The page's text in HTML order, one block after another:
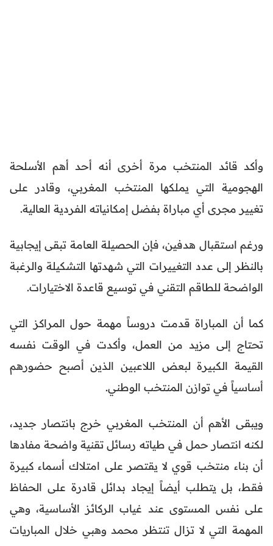
وأكد قائد المنتخب مرة أخرى أنه أحد أهم الأسلحة
الهجومية التي يملكها المنتخب المغربي، وقادر على
تغيير مجرى أي مباراة بفضل إمكانياته الفردية العالية.
ورغم استقبال هدفين، فإن الحصيلة العامة تبقى إيجابية
بالنظر إلى عدد التغييرات التي شهدتها التشكيلة والرغبة
الواضحة للطاقم التقني في توسيع قاعدة الاختيارات.
كما أن المباراة قدمت دروساً مهمة حول المراكز التي
تحتاج إلى مزيد من العمل، وأكدت في الوقت نفسه
القيمة الكبيرة لبعض اللاعبين الذين أصبح حضورهم
أساسياً في توازن المنتخب الوطني.
ويبقى الأهم أن المنتخب المغربي خرج بانتصار جديد،
لكنه انتصار حمل في طياته رسائل تقنية واضحة مفادها
أن بناء منتخب قوي لا يقتصر على امتلاك أسماء كبيرة
فقط، بل يتطلب أيضاً إيجاد بدائل قادرة على الحفاظ
على نفس المستوى عند غياب الركائز الأساسية، وهي
المهمة التي لا تزال تنتظر محمد وهبي خلال المباريات